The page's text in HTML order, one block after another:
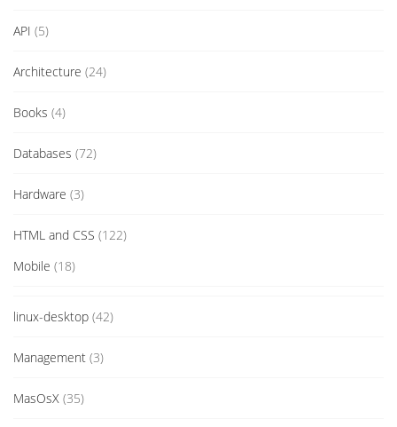
API (5)
Architecture (24)
Books (4)
Databases (72)
Hardware (3)
HTML and CSS (122)
Mobile (18)
linux-desktop (42)
Management (3)
MasOsX (35)